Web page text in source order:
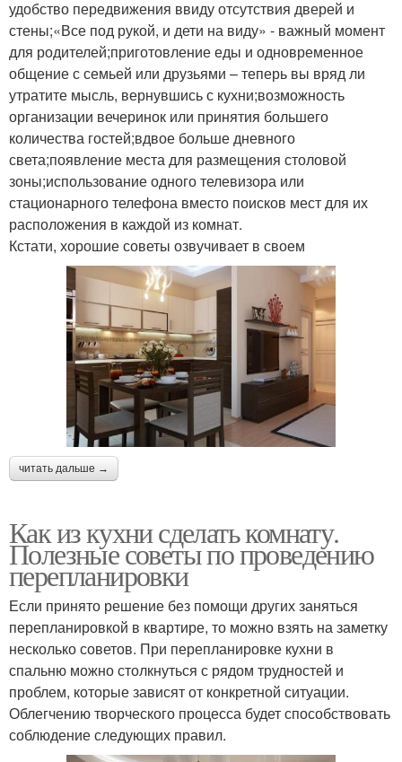
удобство передвижения ввиду отсутствия дверей и
стены;«Все под рукой, и дети на виду» - важный момент
для родителей;приготовление еды и одновременное
общение с семьей или друзьями – теперь вы вряд ли
утратите мысль, вернувшись с кухни;возможность
организации вечеринок или принятия большего
количества гостей;вдвое больше дневного
света;появление места для размещения столовой
зоны;использование одного телевизора или
стационарного телефона вместо поисков мест для их
расположения в каждой из комнат.
Кстати, хорошие советы озвучивает в своем
читать дальше →
Как из кухни сделать комнату.
Полезные советы по проведению
перепланировки
Если принято решение без помощи других заняться
перепланировкой в квартире, то можно взять на заметку
несколько советов. При перепланировке кухни в
спальню можно столкнуться с рядом трудностей и
проблем, которые зависят от конкретной ситуации.
Облегчению творческого процесса будет способствовать
соблюдение следующих правил.